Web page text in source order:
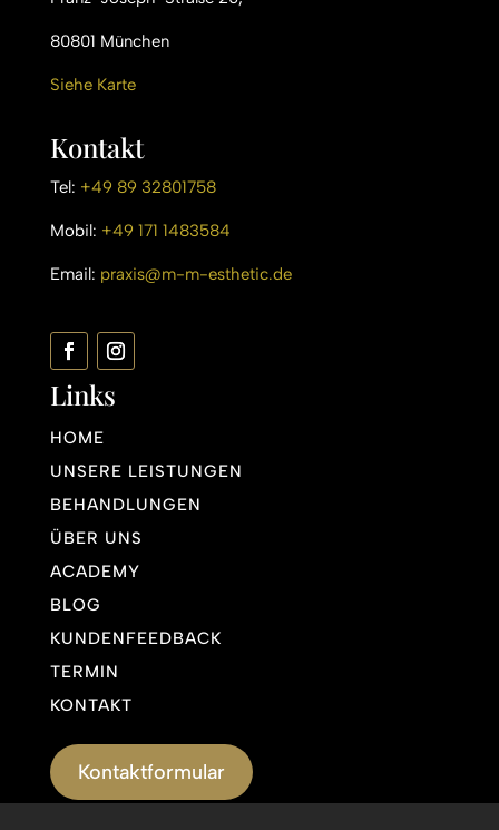
80801 München
Siehe Karte
Kontakt
Tel: +49 89 32801758
Mobil: +49 171 1483584
Email: praxis@m-m-esthetic.de
Links
HOME
UNSERE LEISTUNGEN
BEHANDLUNGEN
ÜBER UNS
ACADEMY
BLOG
KUNDENFEEDBACK
TERMIN
KONTAKT
Kontaktformular